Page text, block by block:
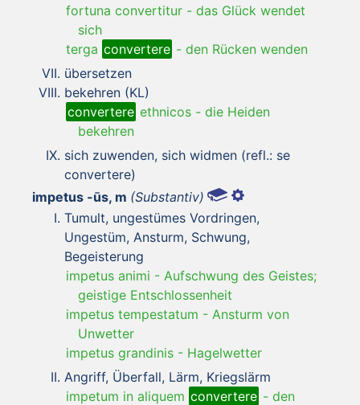
fortuna convertitur - das Glück wendet
sich
terga convertere - den Rücken wenden
übersetzen
bekehren (KL)
convertere ethnicos - die Heiden
bekehren
sich zuwenden, sich widmen (refl.: se
convertere)
impetus -ūs, m (Substantiv)
Tumult, ungestümes Vordringen,
Ungestüm, Ansturm, Schwung,
Begeisterung
impetus animi - Aufschwung des Geistes;
geistige Entschlossenheit
impetus tempestatum - Ansturm von
Unwetter
impetus grandinis - Hagelwetter
Angriff, Überfall, Lärm, Kriegslärm
impetum in aliquem convertere - den